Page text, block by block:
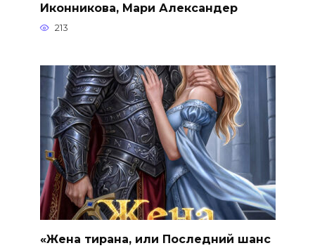
Иконникова, Мари Александер
213
«Жена тирана, или Последний шанс